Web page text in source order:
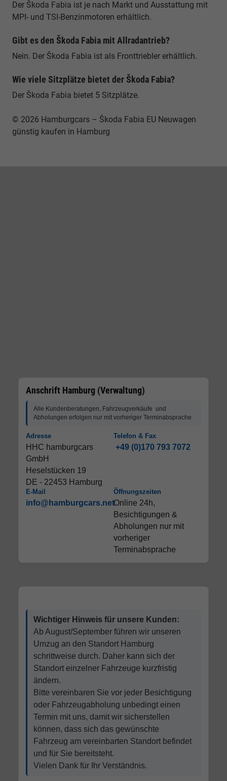
Der Škoda Fabia ist je nach Markt und Ausstattung mit
MPI- und TSI-Benzinmotoren erhältlich.
Gibt es den Škoda Fabia mit Allradantrieb?
Nein. Der Škoda Fabia ist als Fronttriebler erhältlich.
Wie viele Sitzplätze bietet der Škoda Fabia?
Der Škoda Fabia bietet 5 Sitzplätze.
© 2026 Hamburgcars – Škoda Fabia EU Neuwagen
günstig kaufen in Hamburg
Anschrift Hamburg (Verwaltung)
Alle Kundenberatungen, Fahrzeugverkäufe und
Abholungen erfolgen nur mit vorheriger Terminabsprache
Adresse
HHC hamburgcars
GmbH
Heselstücken 19
DE - 22453 Hamburg
Telefon & Fax
+49 (0)170 793 7072
E-Mail
info@hamburgcars.net
Öffnungszeiten
Online 24h,
Besichtigungen &
Abholungen nur mit
vorheriger
Terminabsprache
Wichtiger Hinweis für unsere Kunden:
Ab August/September führen wir unseren
Umzug an den Standort Hamburg
schrittweise durch. Daher kann sich der
Standort einzelner Fahrzeuge kurzfristig
ändern.
Bitte vereinbaren Sie vor jeder Besichtigung
oder Fahrzeugabholung unbedingt einen
Termin mit uns, damit wir sicherstellen
können, dass sich das gewünschte
Fahrzeug am vereinbarten Standort befindet
und für Sie bereitsteht.
Vielen Dank für Ihr Verständnis.